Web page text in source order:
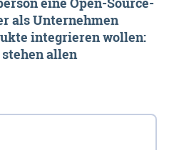
als Unternehmen
integrieren wollen:
allen